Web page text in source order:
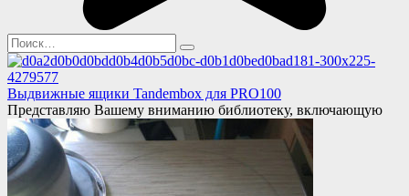
Search
for:
Выдвижные ящики Tandembox для PRO100
Представляю Вашему вниманию библиотеку, включающую